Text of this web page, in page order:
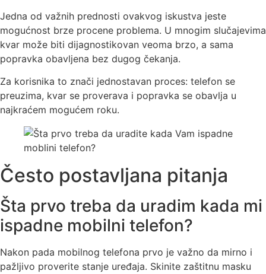
Jedna od važnih prednosti ovakvog iskustva jeste
mogućnost brze procene problema. U mnogim slučajevima
kvar može biti dijagnostikovan veoma brzo, a sama
popravka obavljena bez dugog čekanja.
Za korisnika to znači jednostavan proces: telefon se
preuzima, kvar se proverava i popravka se obavlja u
najkraćem mogućem roku.
Često postavljana pitanja
Šta prvo treba da uradim kada mi
ispadne mobilni telefon?
Nakon pada mobilnog telefona prvo je važno da mirno i
pažljivo proverite stanje uređaja. Skinite zaštitnu masku